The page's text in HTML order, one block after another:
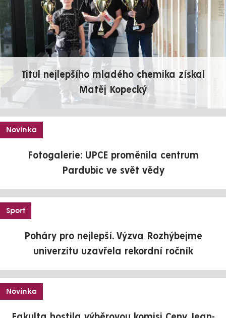
Titul nejlepšího mladého chemika získal
Matěj Kopecký
Novinka
Fotogalerie: UPCE proměnila centrum
Pardubic ve svět vědy
Sport
Poháry pro nejlepší. Výzva Rozhýbejme
univerzitu uzavřela rekordní ročník
Novinka